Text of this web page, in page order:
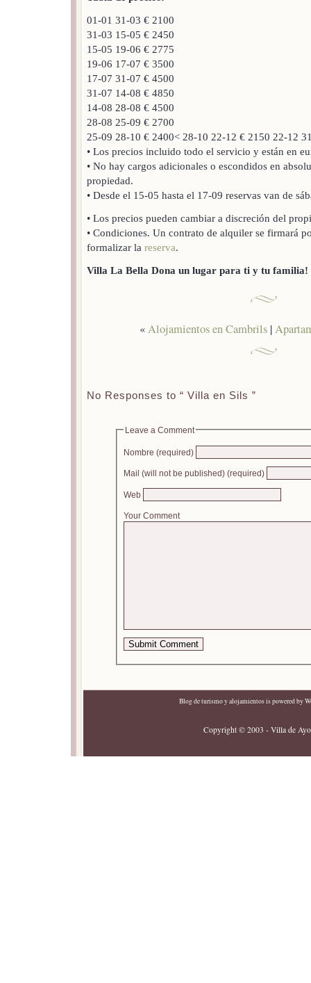
01-01 31-03 € 2100
31-03 15-05 € 2450
15-05 19-06 € 2775
19-06 17-07 € 3500
17-07 31-07 € 4500
31-07 14-08 € 4850
14-08 28-08 € 4500
28-08 25-09 € 2700
25-09 28-10 € 2400< 28-10 22-12 € 2150 22-12
• Los precios incluido todo el servicio y están en
• No hay cargos adicionales o escondidos en
propiedad.
• Desde el 15-05 hasta el 17-09 reservas van de
• Los precios pueden cambiar a discreción del
• Condiciones. Un contrato de alquiler se firmará
formalizar la reserva.
Villa La Bella Dona un lugar para ti y tu familia!
«Alojamientos en Cambrils |
No Responses to “ Villa en Sils ”
Leave a Comment
Nombre (required)
Mail (will not be published) (required)
Web
Your Comment
Blog de turismo y alojamientosis powered by
Copyright © 2003 - Villa de